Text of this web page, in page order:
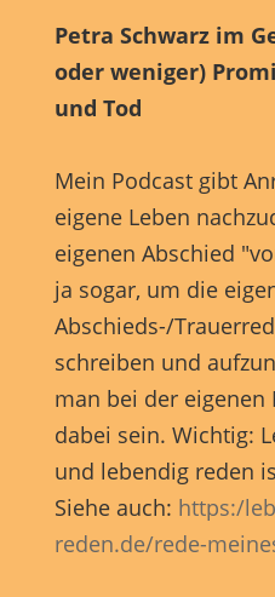
Petra Schwarz im
oder weniger)
und Tod
Mein Podcast gibt
eigene Leben
eigenen Abschied
ja sogar, um die
Abschieds-/
schreiben und
man bei der eigenen
dabei sein. Wichtig:
und lebendig reden
Siehe auch: https:/
reden.de/rede-